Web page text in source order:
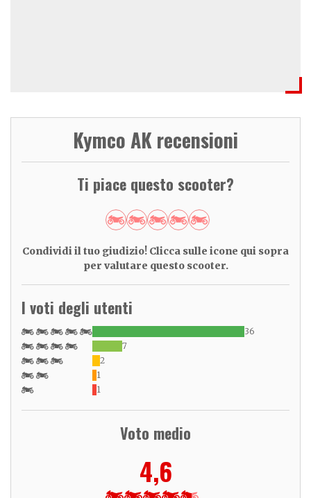
Kymco AK recensioni
Ti piace questo scooter?
Condividi il tuo giudizio! Clicca sulle icone qui sopra
per valutare questo scooter.
I voti degli utenti
36
7
2
1
1
Voto medio
4,6